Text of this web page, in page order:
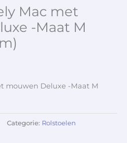
Mac met
-Maat M
mouwen Deluxe -Maat M
Categorie: Rolstoelen